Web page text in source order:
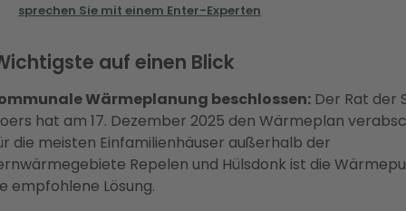
sprechen Sie mit einem Enter-Experten.
auf einen Blick
Wärmeplanung beschlossen:Der Rat der
hat am 17. Dezember 2025 den Wärmeplan
die meisten Einfamilienhäuser außerhalb der
Repelen und Hülsdonk ist die
empfohlene Lösung.